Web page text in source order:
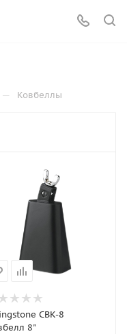
— Ковбеллы
CBK-8
8"